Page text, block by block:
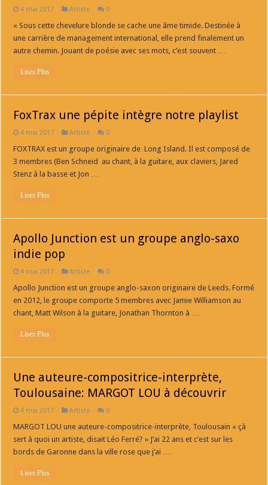
4 mai 2017 Artiste 0
« Sous cette chevelure blonde se cache une âme timide. Destinée à
une carrière de management international, elle prend finalement un
autre chemin. Jouant de poésie avec ses mots, c’est souvent …
Lisez Plus
FoxTrax une pépite intègre notre playlist
4 mai 2017 Artiste 0
FOXTRAX est un groupe originaire de Long Island. Il est composé de
3 membres (Ben Schneid au chant, à la guitare, aux claviers, Jared
Stenz à la basse et Jon …
Lisez Plus
Apollo Junction est un groupe anglo-saxo
indie pop
4 mai 2017 Artiste 0
Apollo Junction est un groupe anglo-saxon originaire de Leeds. Formé
en 2012, le groupe comporte 5 membres avec Jamie Williamson au
chant, Matt Wilson à la guitare, Jonathan Thornton à …
Lisez Plus
Une auteure-compositrice-interprète,
Toulousaine: MARGOT LOU à découvrir
4 mai 2017 Artiste 0
MARGOT LOU une auteure-compositrice-interprète, Toulousain « çà
sert à quoi un artiste, disait Léo Ferré? » J’ai 22 ans et c’est sur les
bords de Garonne dans la ville rose que j’ai …
Lisez Plus